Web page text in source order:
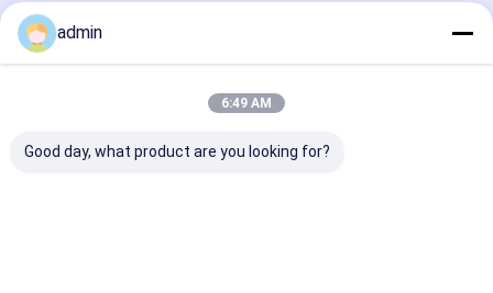
Önerilen Ürünler
admin
6:49 AM
Good day, what product are you looking for?